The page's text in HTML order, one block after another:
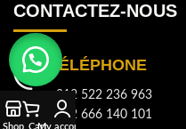
CONTACTEZ-NOUS
TÉLÉPHONE
+212 522 236 963
+212 666 140 101
Shop CartMy account